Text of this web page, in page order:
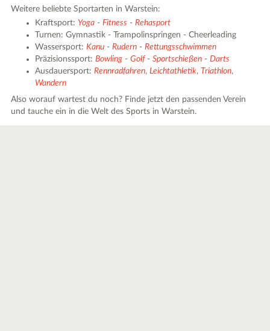
Weitere beliebte Sportarten in Warstein:
Kraftsport: Yoga -Fitness -Rehasport
Turnen: Gymnastik - Trampolinspringen - Cheerleading
Wassersport:Kanu -Rudern -Rettungsschwimmen
Präzisionssport:Bowling -Golf-Sportschießen -Darts
Ausdauersport:Rennradfahren,Leichtathletik, Triathlon,
Wandern
Also worauf wartest du noch? Finde jetzt den passenden Verein
und tauche ein in die Welt des Sports in Warstein.